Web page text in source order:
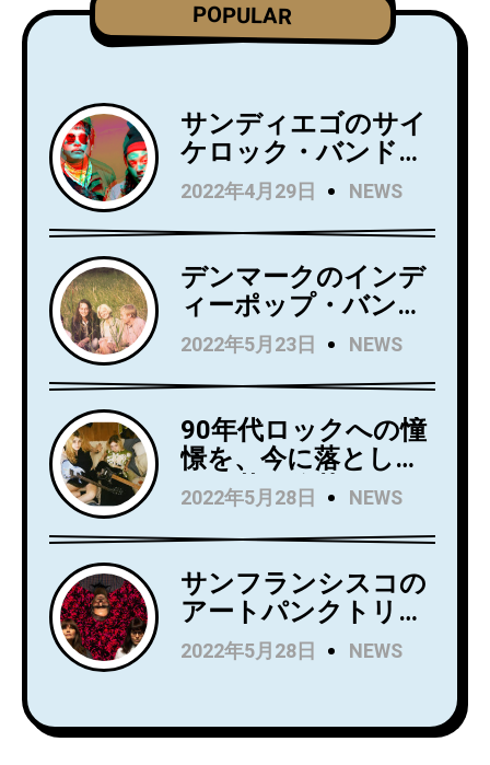
POPULAR
サンディエゴのサイ
ケロック・バンド
Wild Wild Wets、ニ
ュー・アルバム
『Love Always』を5
月27日にリリース！
アルバムからニュー
シングル
「Holding」のビデオ
を公開！
2022年4月29日 NEWS
デンマークのインデ
ィーポップ・バンド
Kindsightが5月25日
にデビュー・アルバ
ム『Swedish Punk』
をリリース！
2022年5月23日 NEWS
90年代ロックへの憧
憬を、今に落とし込
んだ若き俊英
Mommaが日本デビ
ューアルバム
『Household
Name』を7月にリリ
ース！Wet LegのUS
公演でオープニング
ツアーのオープニン
2022年5月28日 NEWS
サンフランシスコの
アートパンクトリオ
Rip Roomが、
Spartan Recordsよ
LP『Alight and
2022年5月28日 NEWS